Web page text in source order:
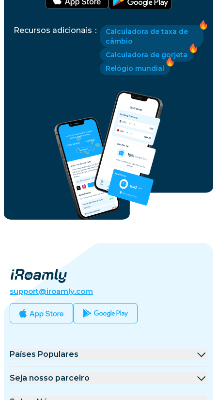
Recursos adicionais ：
Calculadora de taxa de
câmbio
Calculadora de gorjeta
Relógio mundial
support@iroamly.com
Países Populares
Estados Unidos
Seja nosso parceiro
Plataforma de Atacado